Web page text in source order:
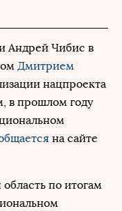
Андрей Чибис в
Дмитрием
нацпроекта
в прошлом году
на сайте
по итогам